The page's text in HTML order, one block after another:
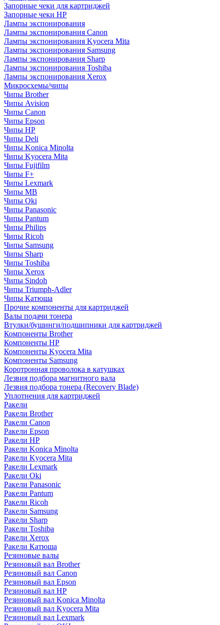
Запорные чеки для картриджей
Запорные чеки HP
Лампы экспонирования
Лампы экспонирования Canon
Лампы экспонирования Kyocera Mita
Лампы экспонирования Samsung
Лампы экспонирования Sharp
Лампы экспонирования Toshiba
Лампы экспонирования Xerox
Микросхемы/чипы
Чипы Brother
Чипы Avision
Чипы Canon
Чипы Epson
Чипы HP
Чипы Deli
Чипы Konica Minolta
Чипы Kyocera Mita
Чипы Fujifilm
Чипы F+
Чипы Lexmark
Чипы MB
Чипы Oki
Чипы Panasonic
Чипы Pantum
Чипы Philips
Чипы Ricoh
Чипы Samsung
Чипы Sharp
Чипы Toshiba
Чипы Xerox
Чипы Sindoh
Чипы Triumph-Adler
Чипы Катюша
Прочие компоненты для картриджей
Валы подачи тонера
Втулки/бушинги/подшипники для картриджей
Компоненты Brother
Компоненты HP
Компоненты Kyocera Mita
Компоненты Samsung
Коротронная проволока в катушках
Лезвия подбора магнитного вала
Лезвия подбора тонера (Recovery Blade)
Уплотнения для картриджей
Ракели
Ракели Brother
Ракели Canon
Ракели Epson
Ракели HP
Ракели Konica Minolta
Ракели Kyocera Mita
Ракели Lexmark
Ракели Oki
Ракели Panasonic
Ракели Pantum
Ракели Ricoh
Ракели Samsung
Ракели Sharp
Ракели Toshiba
Ракели Xerox
Ракели Катюша
Резиновые валы
Резиновый вал Brother
Резиновый вал Canon
Резиновый вал Epson
Резиновый вал HP
Резиновый вал Konica Minolta
Резиновый вал Kyocera Mita
Резиновый вал Lexmark